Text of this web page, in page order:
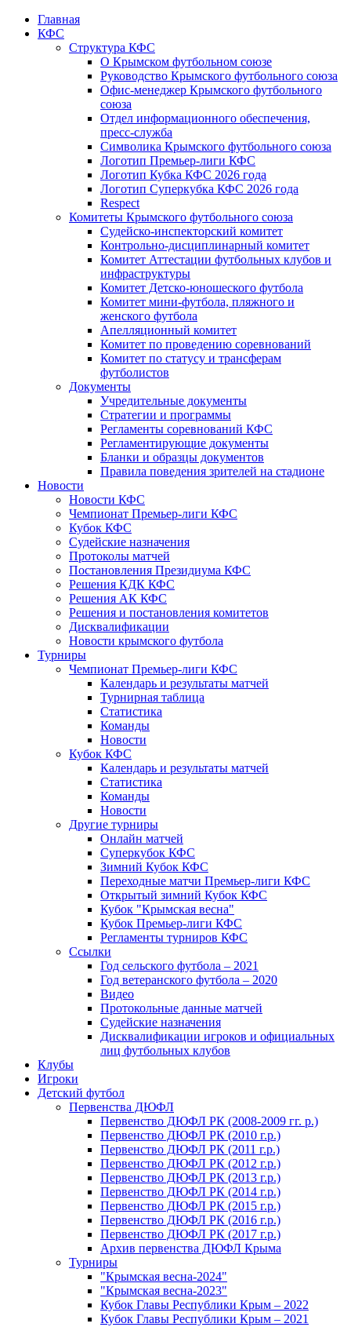
Главная
КФС
Структура КФС
О Крымском футбольном союзе
Руководство Крымского футбольного союза
Офис-менеджер Крымского футбольного
союза
Отдел информационного обеспечения,
пресс-служба
Символика Крымского футбольного союза
Логотип Премьер-лиги КФС
Логотип Кубка КФС 2026 года
Логотип Суперкубка КФС 2026 года
Respect
Комитеты Крымского футбольного союза
Судейско-инспекторский комитет
Контрольно-дисциплинарный комитет
Комитет Аттестации футбольных клубов и
инфраструктуры
Комитет Детско-юношеского футбола
Комитет мини-футбола, пляжного и
женского футбола
Апелляционный комитет
Комитет по проведению соревнований
Комитет по статусу и трансферам
футболистов
Документы
Учредительные документы
Стратегии и программы
Регламенты соревнований КФС
Регламентирующие документы
Бланки и образцы документов
Правила поведения зрителей на стадионе
Новости
Новости КФС
Чемпионат Премьер-лиги КФС
Кубок КФС
Судейские назначения
Протоколы матчей
Постановления Президиума КФС
Решения КДК КФС
Решения АК КФС
Решения и постановления комитетов
Дисквалификации
Новости крымского футбола
Турниры
Чемпионат Премьер-лиги КФС
Календарь и результаты матчей
Турнирная таблица
Статистика
Команды
Новости
Кубок КФС
Календарь и результаты матчей
Статистика
Команды
Новости
Другие турниры
Онлайн матчей
Суперкубок КФС
Зимний Кубок КФС
Переходные матчи Премьер-лиги КФС
Открытый зимний Кубок КФС
Кубок "Крымская весна"
Кубок Премьер-лиги КФС
Регламенты турниров КФС
Ссылки
Год сельского футбола – 2021
Год ветеранского футбола – 2020
Видео
Протокольные данные матчей
Судейские назначения
Дисквалификации игроков и официальных
лиц футбольных клубов
Клубы
Игроки
Детский футбол
Первенства ДЮФЛ
Первенство ДЮФЛ РК (2008-2009 гг. р.)
Первенство ДЮФЛ РК (2010 г.р.)
Первенство ДЮФЛ РК (2011 г.р.)
Первенство ДЮФЛ РК (2012 г.р.)
Первенство ДЮФЛ РК (2013 г.р.)
Первенство ДЮФЛ РК (2014 г.р.)
Первенство ДЮФЛ РК (2015 г.р.)
Первенство ДЮФЛ РК (2016 г.р.)
Первенство ДЮФЛ РК (2017 г.р.)
Архив первенства ДЮФЛ Крыма
Турниры
"Крымская весна-2024"
"Крымская весна-2023"
Кубок Главы Республики Крым – 2022
Кубок Главы Республики Крым – 2021